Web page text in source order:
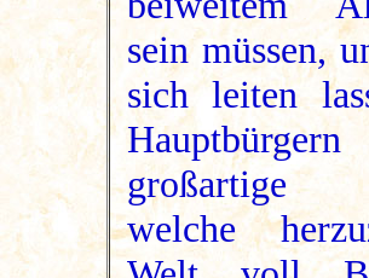
sein müssen,
sich leiten
großartige
welche